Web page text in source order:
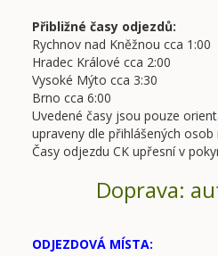
Přibližné časy odjezdů:
Rychnov nad Kněžnou cca 1:00
Hradec Králové cca 2:00
Vysoké Mýto cca 3:30
Brno cca 6:00
Uvedené časy jsou pouze
upraveny dle přihlášených
Časy odjezdu CK upřesní v
Doprava:
ODJEZDOVÁ MÍSTA: